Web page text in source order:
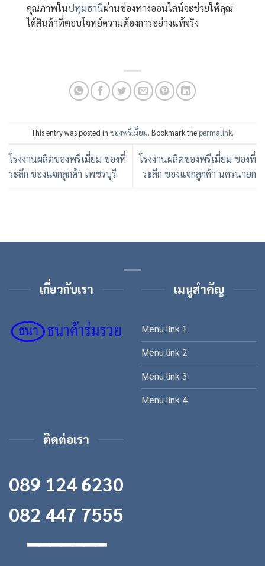
คุณภาพในปทุมธานีผ่านช่องทางออนไลน์จะช่วยให้คุณ
ได้สินค้าที่ตอบโจทย์ความต้องการอย่างแท้จริง
This entry was posted in ของพรีเมี่ยม. Bookmark thepermalink.
โรงงานผลิตของพรีเมี่ยม ของที่
ระลึก ของแจกลูกค้า เพชรบุรี
โรงงานผลิตของพรีเมี่ยม ของที่
ระลึก ของแจกลูกค้า นครนายก
เกี่ยวกับเรา เมนูสำคัญ
Menu link 1
Menu link 2
Menu link 3
Menu link 4
ติดต่อเรา
089 124 6230
082 447 7555
━━━━━━━